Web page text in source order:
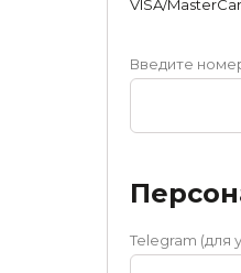
VISA/
Введите
Telegram (для